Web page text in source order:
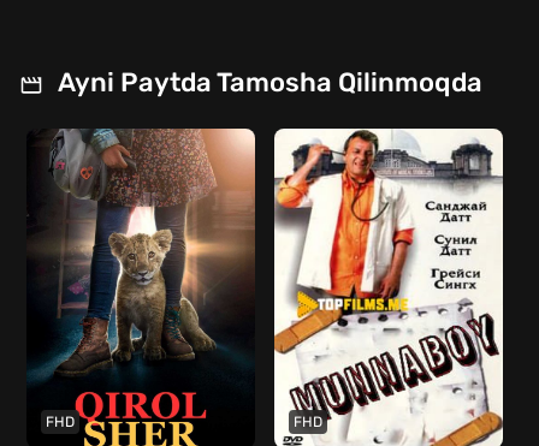
Ayni Paytda Tamosha Qilinmoqda
FHD FHD